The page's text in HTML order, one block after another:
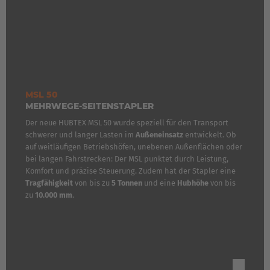
France
Français
Great Britain
English
MSL 50
MEHRWEGE-SEITENSTAPLER
Der neue HUBTEX MSL 50 wurde speziell für den Transport
schwerer und langer Lasten im Außeneinsatz entwickelt. Ob
auf weitläufigen Betriebshöfen, unebenen Außenflächen oder
bei langen Fahrstrecken: Der MSL punktet durch Leistung,
Komfort und präzise Steuerung. Zudem hat der Stapler eine
Tragfähigkeit von bis zu 5 Tonnen und eine Hubhöhe von bis
zu 10.000 mm.